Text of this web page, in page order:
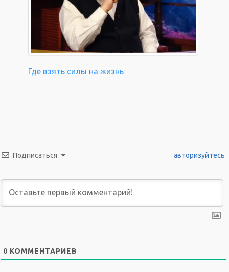
Где взять силы на жизнь
Подписаться авторизуйтесь
0 КОММЕНТАРИЕВ